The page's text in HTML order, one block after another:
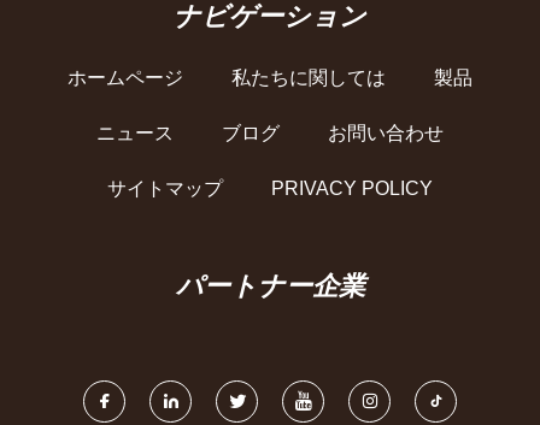
ナビゲーション
ホームページ 私たちに関しては 製品
ニュース ブログ お問い合わせ
サイトマップ PRIVACY POLICY
パートナー企業